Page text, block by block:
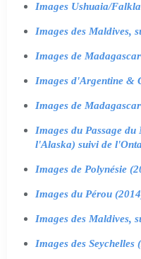
Images Ushuaia/
Images des Maldives,
Images de
Images d'Argentine &
Images de
Images du Passage
l'Alaska) suivi de
Images de Polynésie
Images du Pérou
Images des Maldives,
Images des Seychelles